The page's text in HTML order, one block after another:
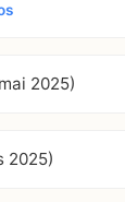
2025)
2025)